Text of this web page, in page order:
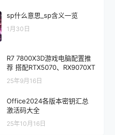
sp什么意思_sp含义一览
1月30日
R7 7800X3D游戏电脑配置推
荐 搭配RTX5070、RX9070XT
25年9月16日
Office2024各版本密钥汇总
激活码大全
25年10月16日